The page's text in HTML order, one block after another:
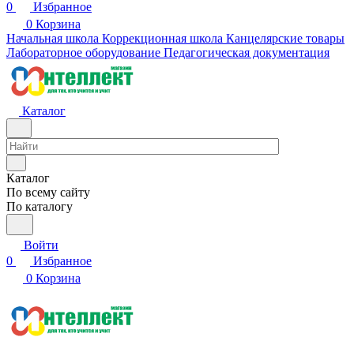
0
Избранное
0 Корзина
Начальная школа Коррекционная школа Канцелярские товары
Лабораторное оборудование Педагогическая документация
Каталог
Каталог
По всему сайту
По каталогу
Войти
0
Избранное
0 Корзина